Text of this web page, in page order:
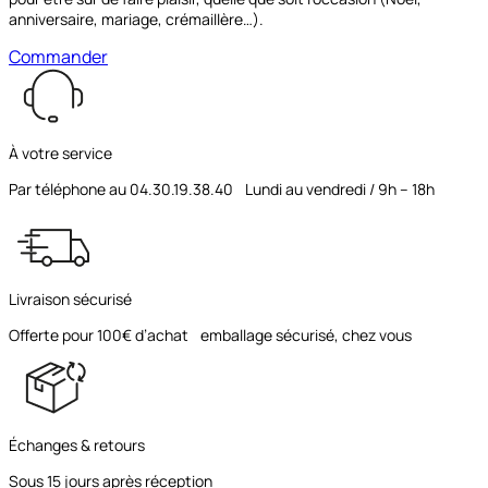
anniversaire, mariage, crémaillère…).
Commander
À votre service
Par téléphone au 04.30.19.38.40 Lundi au vendredi / 9h – 18h
Livraison sécurisé
Offerte pour 100€ d’achat emballage sécurisé, chez vous
Échanges & retours
Sous 15 jours après réception